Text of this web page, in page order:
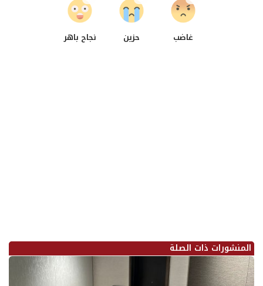
غاضب حزين نجاح باهر
المنشورات ذات الصلة